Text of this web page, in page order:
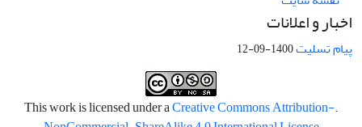
اخبار و اعلانات
پیام تسلیت1400-09-12
.This work is licensed under a
Creative Commons Attribution-